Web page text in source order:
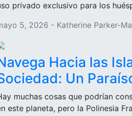
privado exclusivo para los
5, 2026 - Katherine Parker-
Hacia las
Un
muchas cosas que podrían
este planeta, pero la Polinesia